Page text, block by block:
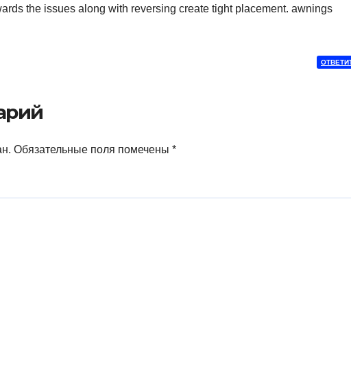
the issues along with reversing create tight placement. awnings
Обязательные поля помечены *